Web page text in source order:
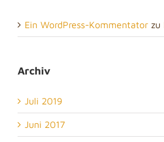
Ein WordPress-Kommentator zu
Archiv
Juli 2019
Juni 2017